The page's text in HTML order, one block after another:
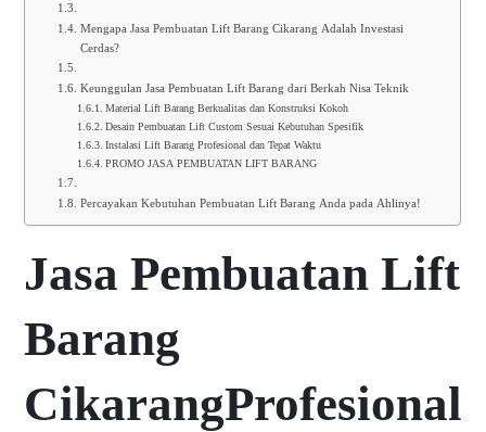
Mengapa Jasa Pembuatan Lift Barang Cikarang Adalah Investasi
Cerdas?
Keunggulan Jasa Pembuatan Lift Barang dari Berkah Nisa Teknik
Material Lift Barang Berkualitas dan Konstruksi Kokoh
Desain Pembuatan Lift Custom Sesuai Kebutuhan Spesifik
Instalasi Lift Barang Profesional dan Tepat Waktu
PROMO JASA PEMBUATAN LIFT BARANG
Percayakan Kebutuhan Pembuatan Lift Barang Anda pada Ahlinya!
Jasa Pembuatan Lift
Barang
CikarangProfesional